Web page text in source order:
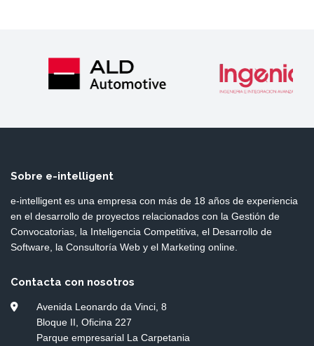
Sobre e-intelligent
e-intelligent es una empresa con más de 18 años de experiencia
en el desarrollo de proyectos relacionados con la Gestión de
Convocatorias, la Inteligencia Competitiva, el Desarrollo de
Software, la Consultoría Web y el Marketing online.
Contacta con nosotros
Avenida Leonardo da Vinci, 8
Bloque II, Oficina 227
Parque empresarial La Carpetania